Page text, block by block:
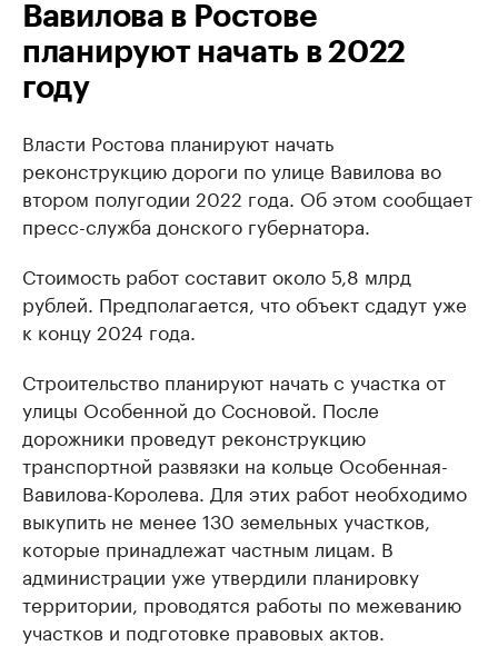
Вавилова в Ростове
планируют начать в 2022
году
Власти Ростова планируют начать
реконструкцию дороги по улице Вавилова во
втором полугодии 2022 года. Об этом сообщает
пресс-служба донского губернатора.
Стоимость работ составит около 5,8 млрд
рублей. Предполагается, что объект сдадут уже
к концу 2024 года.
Строительство планируют начать с участка от
улицы Особенной до Сосновой. После
дорожники проведут реконструкцию
транспортной развязки на кольце Особенная-
Вавилова-Королева. Для этих работ необходимо
выкупить не менее 130 земельных участков,
которые принадлежат частным лицам. В
администрации уже утвердили планировку
территории, проводятся работы по межеванию
участков и подготовке правовых актов.